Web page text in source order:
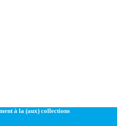
à la (aux) collections